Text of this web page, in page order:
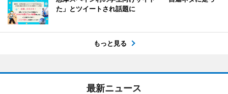
た」とツイートされ話題に
もっと見る
最新ニュース